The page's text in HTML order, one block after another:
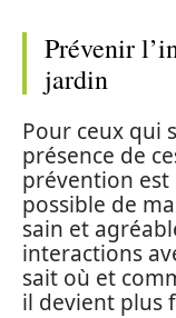
Prévenir
jardin
Pour ceux qui
présence de
prévention
possible de
sain et
interactions
sait où et
il devient plus